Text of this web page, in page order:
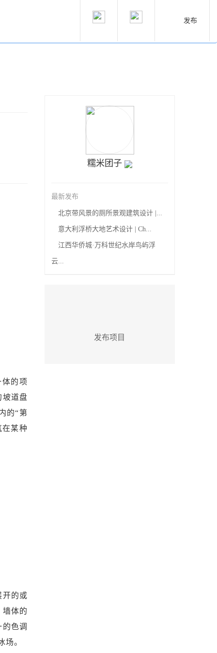
发布
的项
坡道盘
的“第
某种
开的或
墙体的
色调
场。
糯米团子
最新发布
北京带风景的厕所景观建筑设计 |...
意大利浮桥大地艺术设计 | Ch...
江西华侨城·万科世纪水岸鸟屿浮
云...
发布项目